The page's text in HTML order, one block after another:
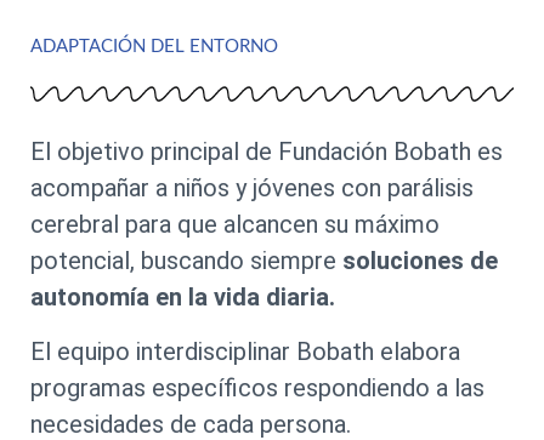
ADAPTACIÓN DEL ENTORNO
El objetivo principal de Fundación Bobath es
acompañar a niños y jóvenes con parálisis
cerebral para que alcancen su máximo
potencial, buscando siempre soluciones de
autonomía en la vida diaria.
El equipo interdisciplinar Bobath elabora
programas específicos respondiendo a las
necesidades de cada persona.